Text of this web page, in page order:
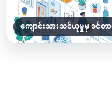
ကျောင်းသားသင်ယူမှုမှ စင်